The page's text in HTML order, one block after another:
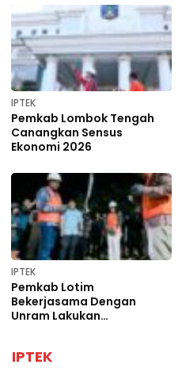
IPTEK
Pemkab Lombok Tengah
Canangkan Sensus
Ekonomi 2026
IPTEK
Pemkab Lotim
Bekerjasama Dengan
Unram Lakukan
IPTEK